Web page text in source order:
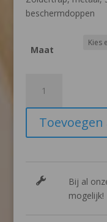
beschermdoppen
Maat
metalen
vlizotrap
LMS
aantal
Bij al
mogelijk!